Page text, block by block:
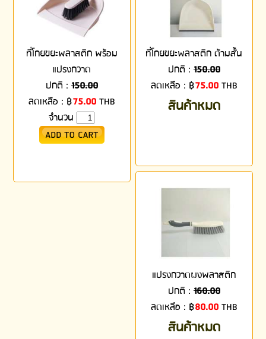
ที่โกยขยะพลาสติก พร้อม
แปรงกวาด
ปกติ : 150.00
ลดเหลือ : ฿75.00 THB
จำนวน
ที่โกยขยะพลาสติก ด้ามสั้น
ปกติ : 150.00
ลดเหลือ : ฿75.00 THB
สินค้าหมด
แปรงกวาดผงพลาสติก
ปกติ : 160.00
ลดเหลือ : ฿80.00 THB
สินค้าหมด